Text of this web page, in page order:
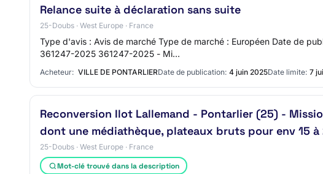
Relance suite à déclaration sans suite
25-Doubs · West Europe · France
Type d'avis : Avis de marché Type de marché : Européen Date de
361247-2025 361247-2025 - Mi…
Acheteur: VILLE DE PONTARLIERDate de publication: 4 juin 2025Date limite: 7
Reconversion Ilot Lallemand - Pontarlier (25) -
dont une médiathèque, plateaux bruts pour env 15
25-Doubs · West Europe · France
Mot-clé trouvé dans la description